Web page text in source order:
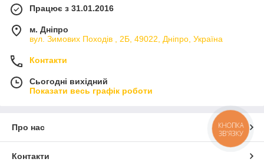
Працює з 31.01.2016
м. Дніпро
вул. Зимових Походiв , 2Б, 49022, Дніпро, Україна
Контакти
Сьогодні вихідний
Показати весь графік роботи
Про нас
Контакти
КНОПКА
ЗВ'ЯЗКУ